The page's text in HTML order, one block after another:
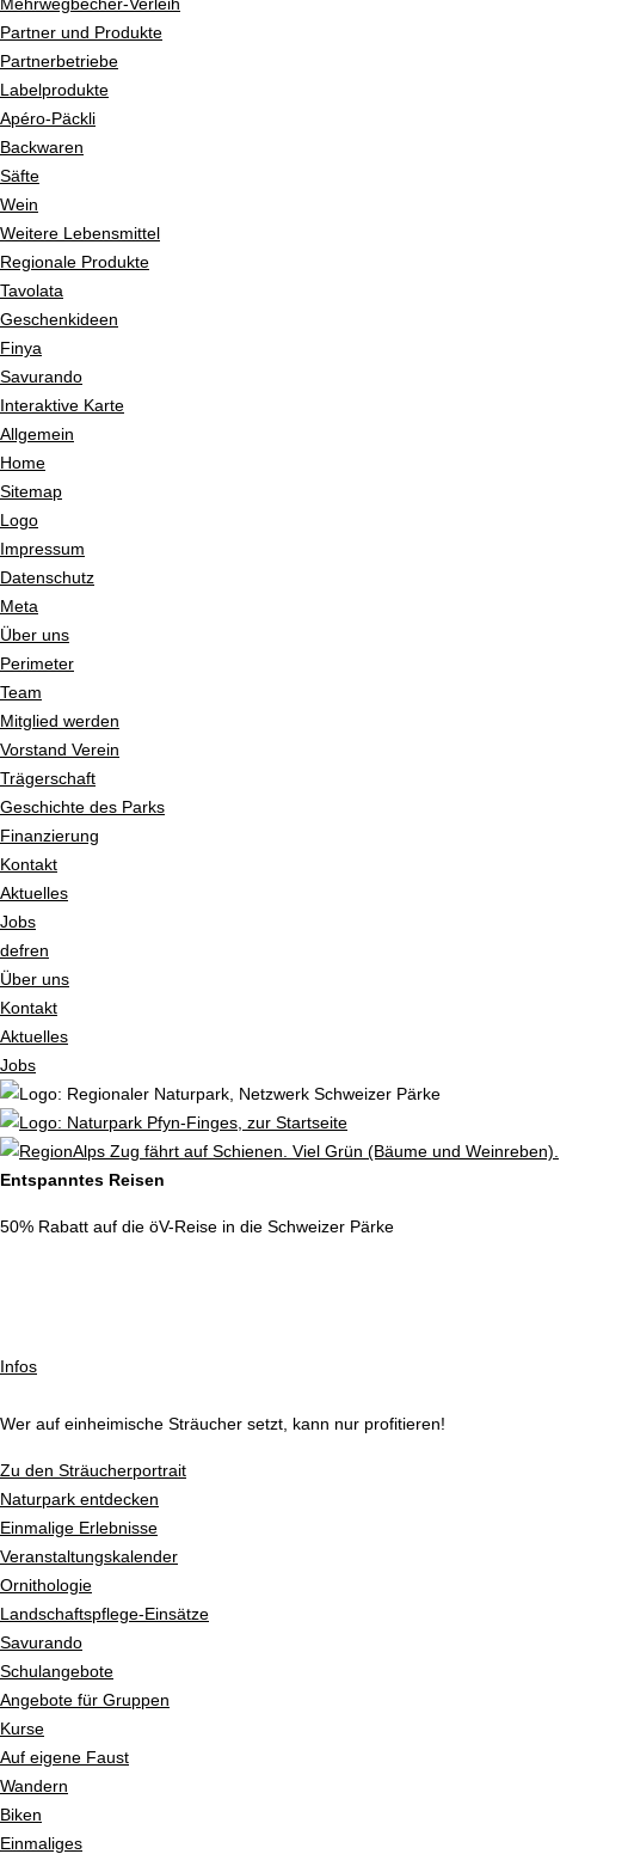
Partner und Produkte
Partnerbetriebe
Labelprodukte
Apéro-Päckli
Backwaren
Säfte
Wein
Weitere Lebensmittel
Regionale Produkte
Tavolata
Geschenkideen
Finya
Savurando
Interaktive Karte
Allgemein
Home
Sitemap
Logo
Impressum
Datenschutz
Meta
Über uns
Perimeter
Team
Mitglied werden
Vorstand Verein
Trägerschaft
Geschichte des Parks
Finanzierung
Kontakt
Aktuelles
Jobs
defren
Über uns
Kontakt
Aktuelles
Jobs
Entspanntes Reisen
50% Rabatt auf die öV-Reise in die Schweizer Pärke
Infos
Wer auf einheimische Sträucher setzt, kann nur profitieren!
Zu den Sträucherportrait
Naturpark entdecken
Einmalige Erlebnisse
Veranstaltungskalender
Ornithologie
Landschaftspflege-Einsätze
Savurando
Schulangebote
Angebote für Gruppen
Kurse
Auf eigene Faust
Wandern
Biken
Einmaliges